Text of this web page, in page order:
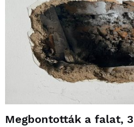
Megbontották a falat,